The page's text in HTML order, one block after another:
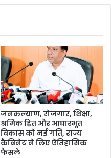
जनकल्याण, रोजगार, शिक्षा,
श्रमिक हित और आधारभूत
विकास को नई गति, राज्य
कैबिनेट ने लिए ऐतिहासिक
फैसले